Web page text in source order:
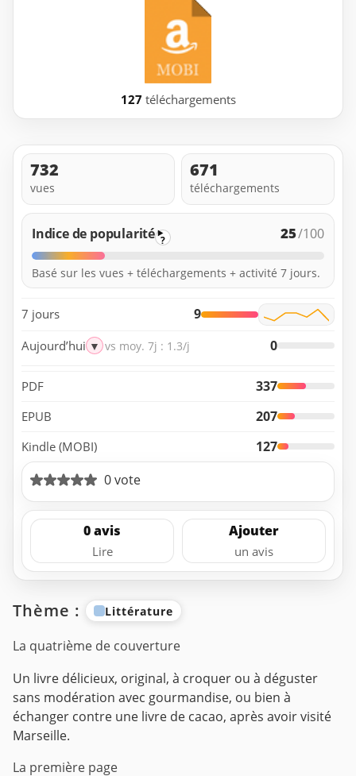
127 téléchargements
732
vues
671
téléchargements
Indice de popularité ? 25/100
Basé sur les vues + téléchargements + activité 7 jours.
7 jours 9
Aujourd’hui ▼ vs moy. 7j : 1.3/j 0
PDF 337
EPUB 207
Kindle (MOBI)
127
0 vote
0 avis
Lire
Ajouter
un avis
Thème : Littérature
La quatrième de couverture
Un livre délicieux, original, à croquer ou à déguster
sans modération avec gourmandise, ou bien à
échanger contre une livre de cacao, après avoir visité
Marseille.
La première page